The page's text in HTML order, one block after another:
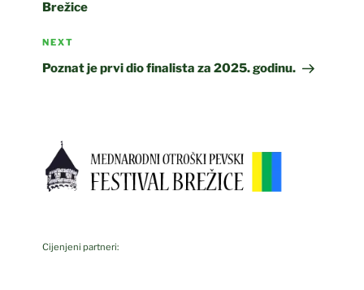
Brežice
Next
Post
NEXT
Poznat je prvi dio finalista za 2025. godinu.
Cijenjeni partneri: